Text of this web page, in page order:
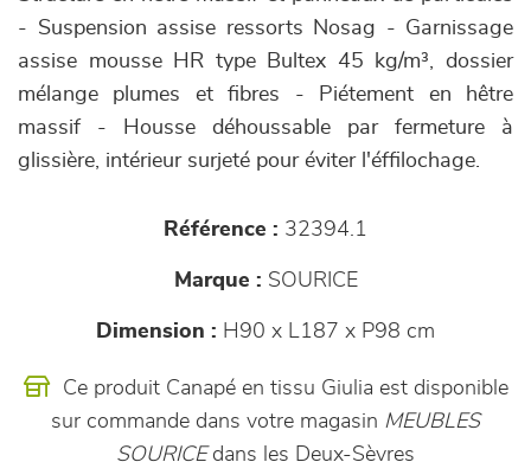
- Suspension assise ressorts Nosag - Garnissage
assise mousse HR type Bultex 45 kg/m³, dossier
mélange plumes et fibres - Piétement en hêtre
massif - Housse déhoussable par fermeture à
glissière, intérieur surjeté pour éviter l'éffilochage.
Référence : 32394.1
Marque : SOURICE
Dimension : H90 x L187 x P98 cm
Ce produit Canapé en tissu Giulia est disponible
sur commande dans votre magasin MEUBLES
SOURICEdans les Deux-Sèvres